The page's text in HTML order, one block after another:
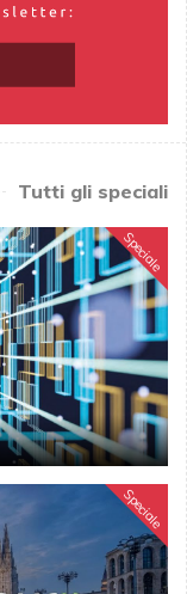
Tutti gli speciali
Speciale
Speciale